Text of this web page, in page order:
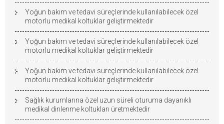
Yoğun bakım ve tedavi süreçlerinde kullanılabilecek özel
motorlu medikal koltuklar geliştirmektedir
Yoğun bakım ve tedavi süreçlerinde kullanılabilecek özel
motorlu medikal koltuklar geliştirmektedir
Yoğun bakım ve tedavi süreçlerinde kullanılabilecek özel
motorlu medikal koltuklar geliştirmektedir
Sağlık kurumlarına özel uzun süreli oturuma dayanıklı
medikal dinlenme koltukları üretmektedir